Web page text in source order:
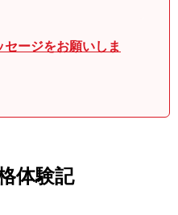
ージをお願いしま
体験記